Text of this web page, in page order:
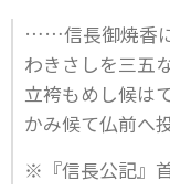
……信長御焼香
わきさしを三五
立袴もめし候は
かみ候て仏前
※『信長公記』